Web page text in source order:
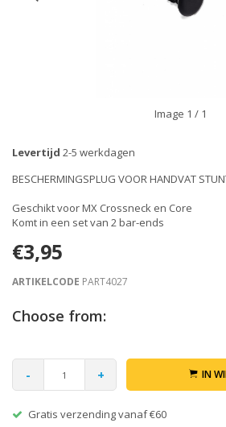
Image 1 / 1
Levertijd 2-5 werkdagen
BESCHERMINGSPLUG VOOR HANDVAT
Geschikt voor MX Crossneck en Core
Komt in een set van 2 bar-ends
€3,95
ARTIKELCODE PART4027
Choose from:
- + IN
Gratis verzending vanaf €60